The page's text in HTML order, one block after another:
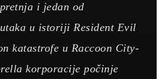
i jedan od
u istoriji Resident Evil
katastrofe u Raccoon City-
korporacije počinje